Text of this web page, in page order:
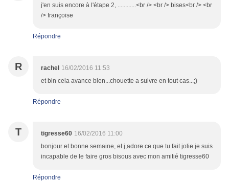
j'en suis encore à l'étape 2, ............<br /> <br /> bises<br /> <br
/> françoise
Répondre
R rachel 16/02/2016 11:53
et bin cela avance bien...chouette a suivre en tout cas...;)
Répondre
T tigresse60 16/02/2016 11:00
bonjour et bonne semaine, et j,adore ce que tu fait jolie je suis
incapable de le faire gros bisous avec mon amitié tigresse60
Répondre